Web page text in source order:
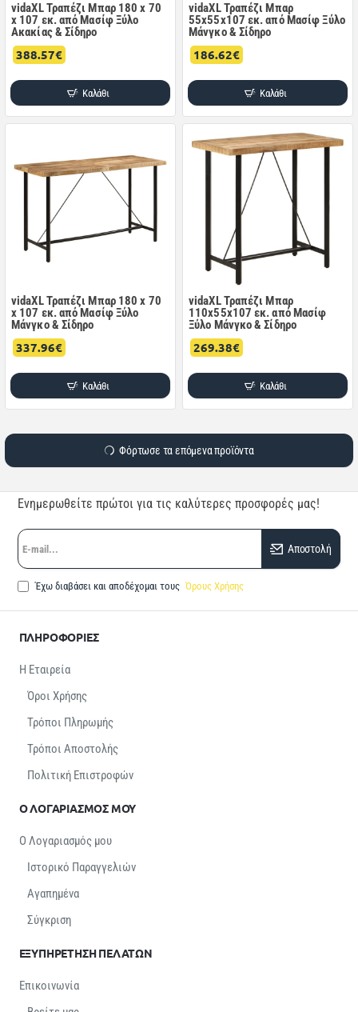
vidaXL Τραπέζι Μπαρ 180 x 70
x 107 εκ. από Μασίφ Ξύλο
Ακακίας & Σίδηρο
388.57€
Καλάθι
vidaXL Τραπέζι Μπαρ
55x55x107 εκ. από Μασίφ Ξύλο
Μάνγκο & Σίδηρο
186.62€
Καλάθι
vidaXL Τραπέζι Μπαρ 180 x 70
x 107 εκ. από Μασίφ Ξύλο
Μάνγκο & Σίδηρο
337.96€
Καλάθι
vidaXL Τραπέζι Μπαρ
110x55x107 εκ. από Μασίφ
Ξύλο Μάνγκο & Σίδηρο
269.38€
Καλάθι
Φόρτωσε τα επόμενα προϊόντα
Ενημερωθείτε πρώτοι για τις καλύτερες προσφορές μας!
E-
mail...
Αποστολή
Έχω διαβάσει και αποδέχομαι τους Όρους Χρήσης
ΠΛΗΡΟΦΟΡΙΕΣ
Η Εταιρεία
Όροι Χρήσης
Τρόποι Πληρωμής
Τρόποι Αποστολής
Πολιτική Επιστροφών
Ο ΛΟΓΑΡΙΑΣΜΟΣ ΜΟΥ
Ο Λογαριασμός μου
Ιστορικό Παραγγελιών
Αγαπημένα
Σύγκριση
ΕΞΥΠΗΡΕΤΗΣΗ ΠΕΛΑΤΩΝ
Επικοινωνία